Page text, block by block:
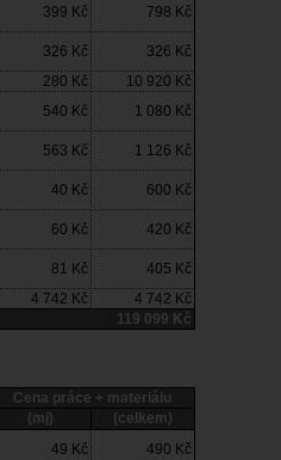
399 Kč 798 Kč
326 Kč
326 Kč
280 Kč
10 920 Kč
540 Kč 1 080 Kč
563 Kč 1 126 Kč
40 Kč 600 Kč
60 Kč 420 Kč
81 Kč
405 Kč
4 742 Kč
4 742 Kč
119 099 Kč
Cena práce + materiálu
(mj)
(celkem)
49 Kč 490 Kč